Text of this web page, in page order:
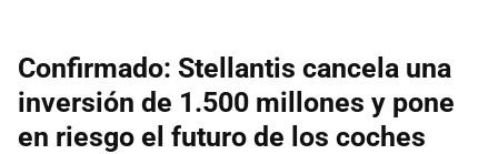
Confirmado: Stellantis cancela una
inversión de 1.500 millones y pone
en riesgo el futuro de los coches